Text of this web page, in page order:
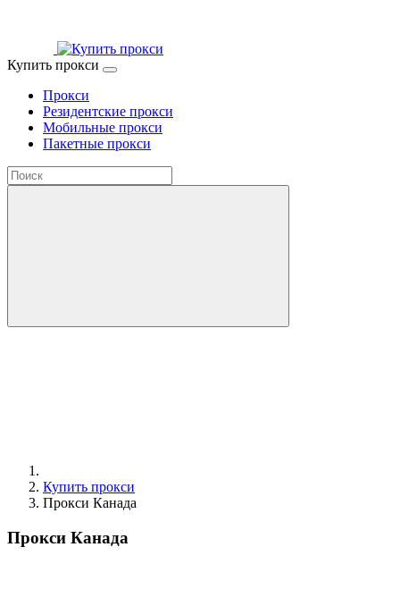
Купить прокси
Прокси
Резидентские прокси
Мобильные прокси
Пакетные прокси
Купить прокси
Прокси Канада
Прокси Канада